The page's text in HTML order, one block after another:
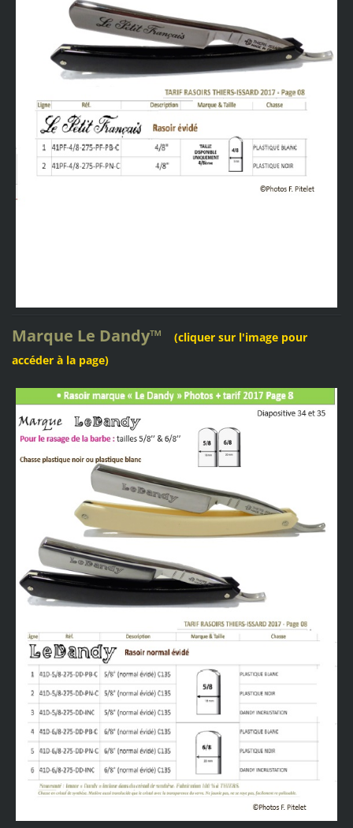
Marque Le Dandy™
(cliquer sur l'image pour
accéder à la page)